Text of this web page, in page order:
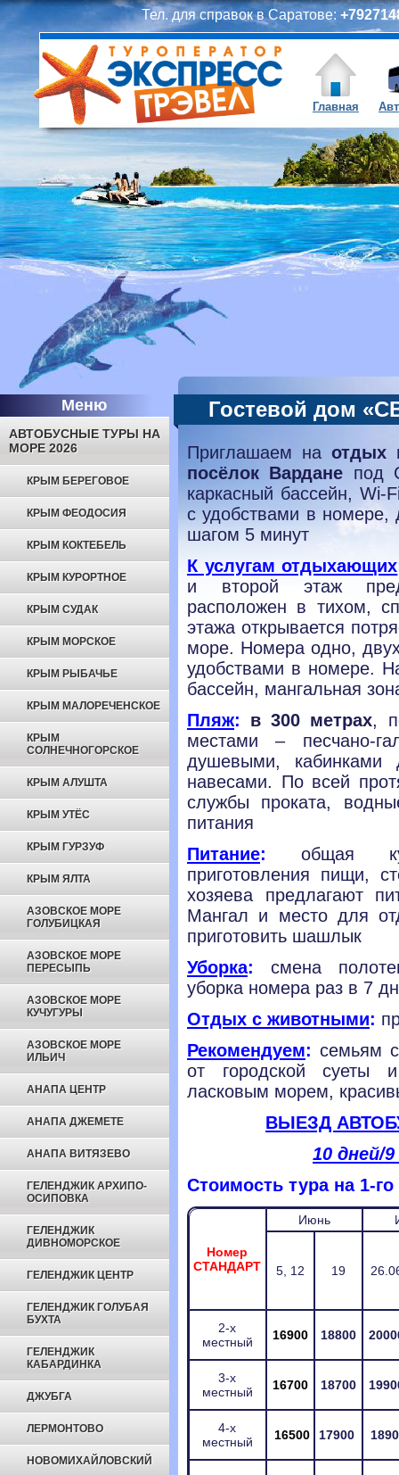
Тел. для справок в Саратове:
Главная
Меню
АВТОБУСНЫЕ ТУРЫ НА
МОРЕ 2026
КРЫМ БЕРЕГОВОЕ
КРЫМ ФЕОДОСИЯ
КРЫМ КОКТЕБЕЛЬ
КРЫМ КУРОРТНОЕ
КРЫМ СУДАК
КРЫМ МОРСКОЕ
КРЫМ РЫБАЧЬЕ
КРЫМ МАЛОРЕЧЕНСКОЕ
КРЫМ
СОЛНЕЧНОГОРСКОЕ
КРЫМ АЛУШТА
КРЫМ УТЁС
КРЫМ ГУРЗУФ
КРЫМ ЯЛТА
АЗОВСКОЕ МОРЕ
ГОЛУБИЦКАЯ
АЗОВСКОЕ МОРЕ
ПЕРЕСЫПЬ
АЗОВСКОЕ МОРЕ
КУЧУГУРЫ
АЗОВСКОЕ МОРЕ
ИЛЬИЧ
АНАПА ЦЕНТР
АНАПА ДЖЕМЕТЕ
АНАПА ВИТЯЗЕВО
ГЕЛЕНДЖИК АРХИПО-
ОСИПОВКА
ГЕЛЕНДЖИК
ДИВНОМОРСКОЕ
ГЕЛЕНДЖИК ЦЕНТР
ГЕЛЕНДЖИК ГОЛУБАЯ
БУХТА
ГЕЛЕНДЖИК
КАБАРДИНКА
ДЖУБГА
ЛЕРМОНТОВО
НОВОМИХАЙЛОВСКИЙ
Гостевой дом
Приглашаем на отдых
посёлок Вардане под
каркасный бассейн, Wi-
с удобствами в номере,
шагом 5 минут
К услугам отдыхающих
и второй этаж
расположен в тихом,
этажа открывается
море. Номера одно,
удобствами в номере.
бассейн, мангальная
Пляж: в 300 метрах,
местами – песчано-
душевыми, кабинками
навесами. По всей
службы проката,
питания
Питание: общая
приготовления пищи,
хозяева предлагают
Мангал и место для
приготовить шашлык
Уборка:
смена
уборка номера раз в 7
Отдых с животными:
Рекомендуем: семьям
от гopoдcкoй суеты
лacковым моpем,
ВЫЕЗД
10 дней/
Стоимость тура на 1-
Номер
СТАНДАРТ
Июнь
5, 12 19
2-х
местный
16900 18800
3-х
местный
16700 18700
4-х
местный
16500 17900